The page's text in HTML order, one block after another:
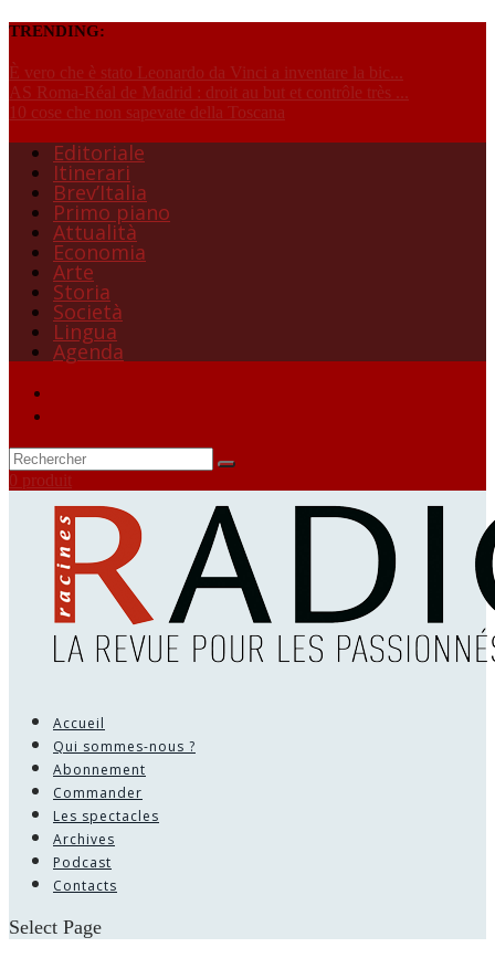
TRENDING:
È vero che è stato Leonardo da Vinci a inventare la bic...
AS Roma-Réal de Madrid : droit au but et contrôle très ...
10 cose che non sapevate della Toscana
Editoriale
Itinerari
Brev’Italia
Primo piano
Attualità
Economia
Arte
Storia
Società
Lingua
Agenda
0 produit
Accueil
Qui sommes-nous ?
Abonnement
Commander
Les spectacles
Archives
Podcast
Contacts
Select Page